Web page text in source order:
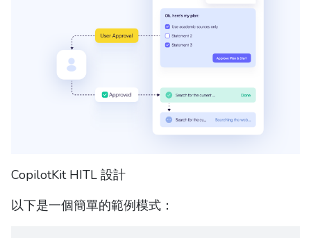
CopilotKit HITL 設計
以下是一個簡單的範例模式：